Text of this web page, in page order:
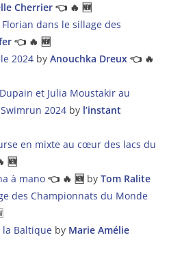
Cherrier 👈 🔥 🆕
dans le sillage des
👈 🔥 🆕
2024 by Anouchka Dreux 👈 🔥
et Julia Moustakir au
2024 by l’instant
en mixte au cœur des lacs du
🆕
à mano 👈 🔥 🆕 by Tom Ralite
des Championnats du Monde
la Baltique by Marie Amélie